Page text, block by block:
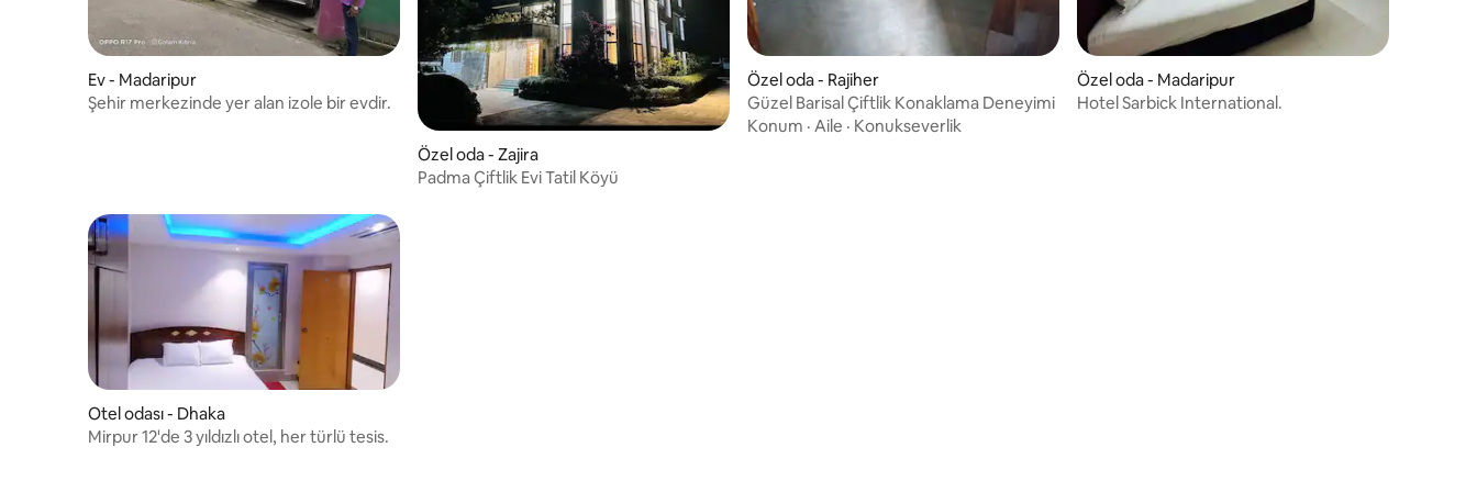
Ev - Madaripur
Şehir merkezinde yer alan izole bir evdir.
Özel oda - Zajira
Padma Çiftlik Evi Tatil Köyü
Özel oda - Rajiher
Güzel Barisal Çiftlik Konaklama Deneyimi
Konum · Aile · Konukseverlik
Özel oda - Madaripur
Hotel Sarbick International.
Otel odası - Dhaka
Mirpur 12'de 3 yıldızlı otel, her türlü tesis.